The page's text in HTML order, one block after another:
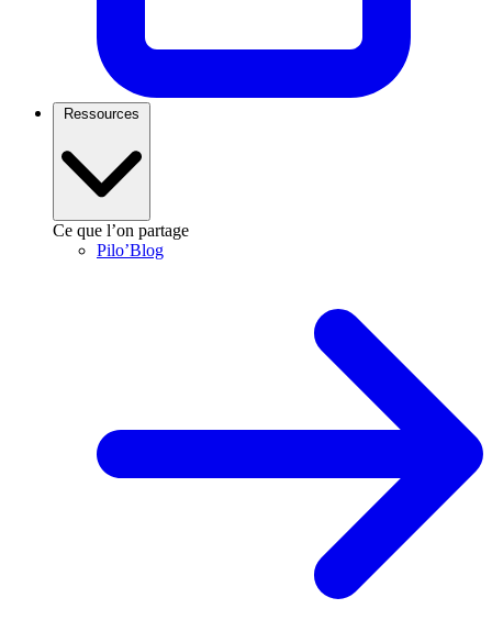
Ressources
Ce que l’on partage
Pilo’Blog